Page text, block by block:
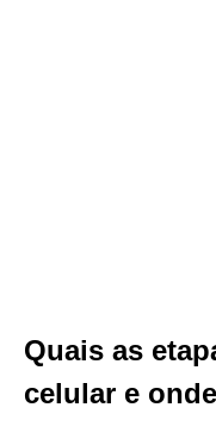
Quais as
celular e